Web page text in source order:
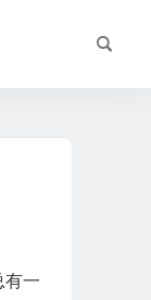
有一